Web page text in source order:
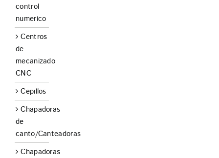
control
numerico
Centros
de
mecanizado
CNC
Cepillos
Chapadoras
de
canto/Canteadoras
Chapadoras